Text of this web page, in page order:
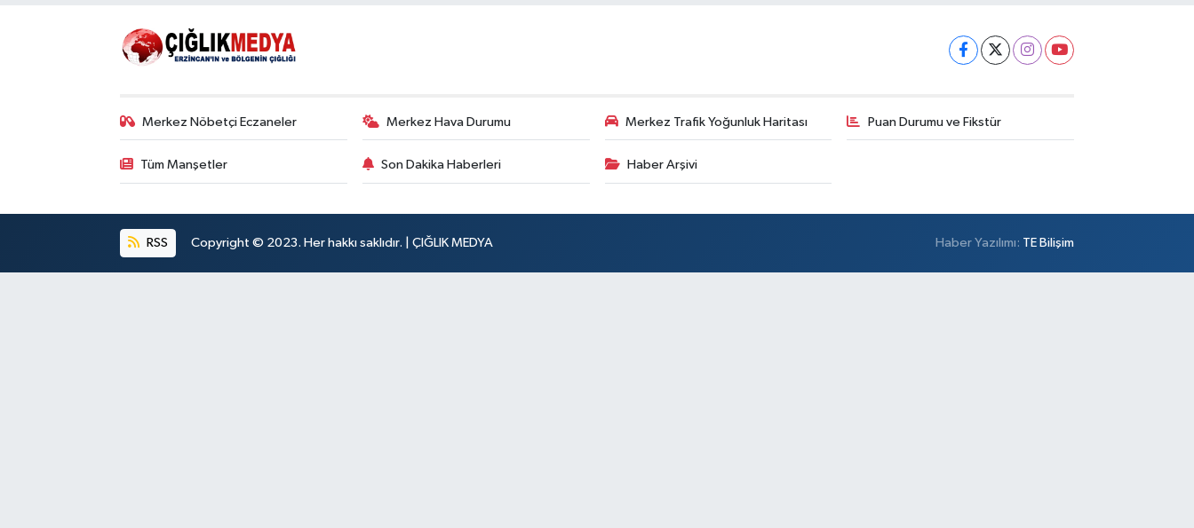
Merkez Nöbetçi Eczaneler Merkez Hava Durumu Merkez Trafik Yoğunluk Haritası Puan Durumu ve Fikstür
Tüm Manşetler Son Dakika Haberleri Haber Arşivi
RSS Copyright © 2023. Her hakkı saklıdır. | ÇIĞLIK MEDYA Haber Yazılımı: TE Bilişim